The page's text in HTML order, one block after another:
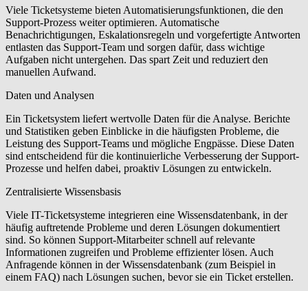
Viele Ticketsysteme bieten Automatisierungsfunktionen, die den
Support-Prozess weiter optimieren. Automatische
Benachrichtigungen, Eskalationsregeln und vorgefertigte Antworten
entlasten das Support-Team und sorgen dafür, dass wichtige
Aufgaben nicht untergehen. Das spart Zeit und reduziert den
manuellen Aufwand.
Daten und Analysen
Ein Ticketsystem liefert wertvolle Daten für die Analyse. Berichte
und Statistiken geben Einblicke in die häufigsten Probleme, die
Leistung des Support-Teams und mögliche Engpässe. Diese Daten
sind entscheidend für die kontinuierliche Verbesserung der Support-
Prozesse und helfen dabei, proaktiv Lösungen zu entwickeln.
Zentralisierte Wissensbasis
Viele IT-Ticketsysteme integrieren eine Wissensdatenbank, in der
häufig auftretende Probleme und deren Lösungen dokumentiert
sind. So können Support-Mitarbeiter schnell auf relevante
Informationen zugreifen und Probleme effizienter lösen. Auch
Anfragende können in der Wissensdatenbank (zum Beispiel in
einem FAQ) nach Lösungen suchen, bevor sie ein Ticket erstellen.